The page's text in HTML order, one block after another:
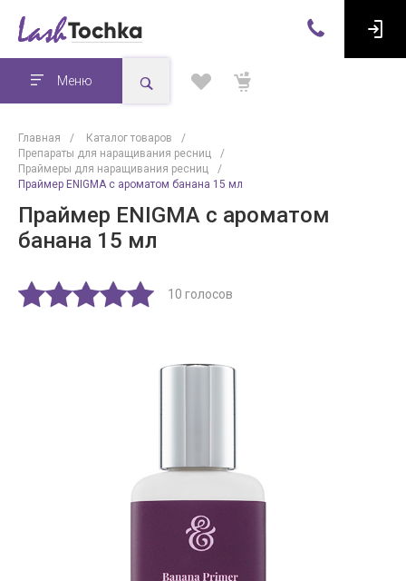
Меню
Главная / Каталог товаров
/
Препараты для наращивания ресниц
/
Праймеры для наращивания ресниц
/
Праймер ENIGMA с ароматом банана 15 мл
Праймер ENIGMA с ароматом
банана 15 мл
10 голосов